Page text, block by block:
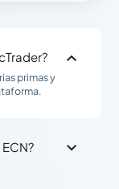

primas y
